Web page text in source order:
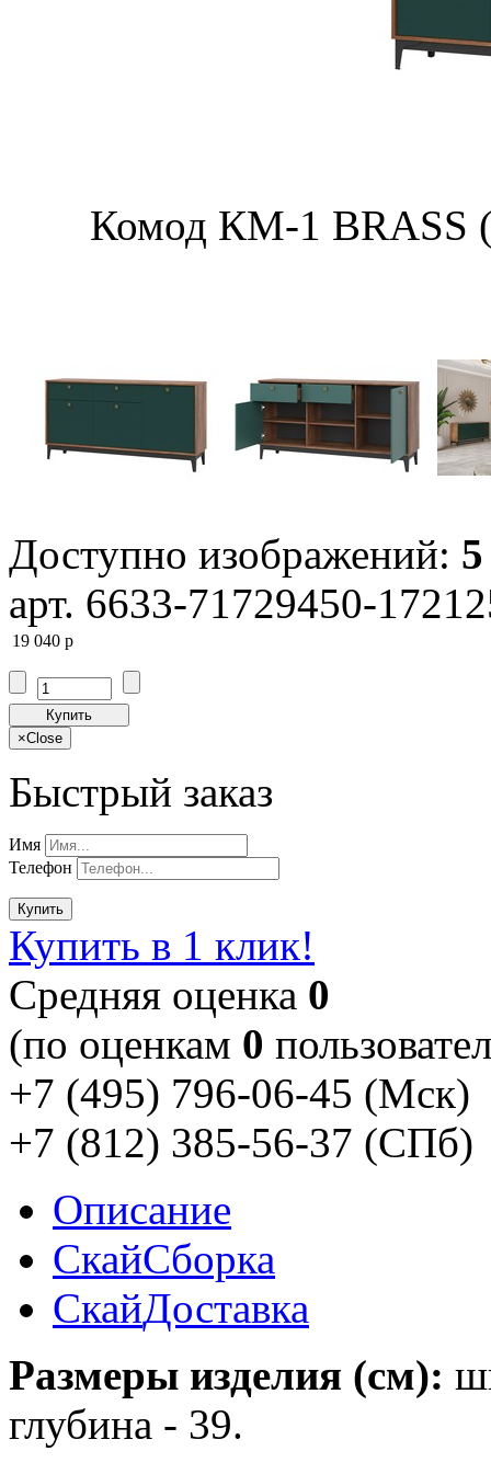
Комод КМ-1 BRASS
Доступно изображений: 5
арт. 6633-71729450-
19 040 p
Купить
×Close
Быстрый заказ
Имя
Телефон
Купить
Купить в 1 клик!
Cредняя оценка 0
(по оценкам 0
+7 (495) 796-06-45 (Мск)
+7 (812) 385-56-37 (СПб)
Описание
СкайСборка
СкайДоставка
Размеры изделия (см):
глубина - 39.